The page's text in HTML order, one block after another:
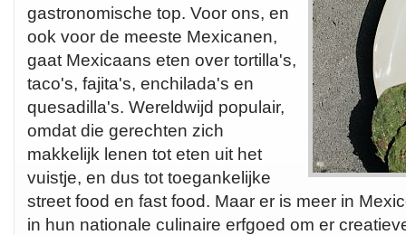
gastronomische top. Voor ons, en
ook voor de meeste Mexicanen,
gaat Mexicaans eten over tortilla's,
taco's, fajita's, enchilada's en
quesadilla's. Wereldwijd populair,
omdat die gerechten zich
makkelijk lenen tot eten uit het
vuistje, en dus tot toegankelijke
street food en fast food. Maar er is meer in
in hun nationale culinaire erfgoed om er